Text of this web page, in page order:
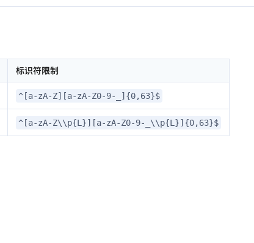
标识符限制
^[a-zA-Z][a-zA-Z0-9-_]{0,63}$
^[a-zA-Z\\p{L}][a-zA-Z0-9-_\\p{L}]{0,63}$